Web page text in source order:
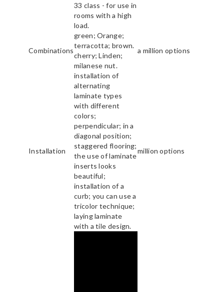
33 class - for use in
rooms with a high
load.
Combinations
green; Orange;
terracotta; brown.
cherry; Linden;
milanese nut.
a million options
Installation
installation of
alternating
laminate types
with different
colors;
perpendicular; in a
diagonal position;
staggered flooring;
the use of laminate
inserts looks
beautiful;
installation of a
curb; you can use a
tricolor technique;
laying laminate
with a tile design.
million options